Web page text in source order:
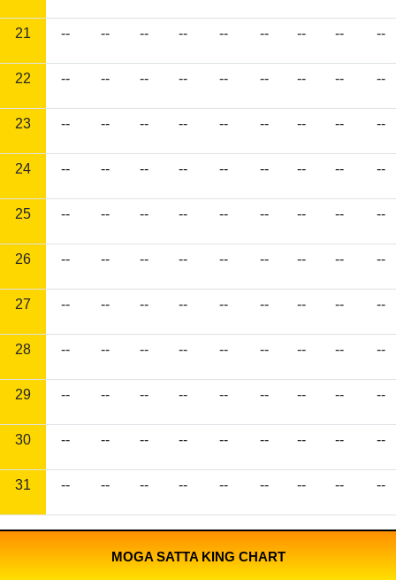
21 -- -- -- -- -- -- -- -- --
22 -- -- -- -- -- -- -- -- --
23 -- -- -- -- -- -- -- -- --
24 -- -- -- -- -- -- -- -- --
25 -- -- -- -- -- -- -- -- --
26 -- -- -- -- -- -- -- -- --
27 -- -- -- -- -- -- -- -- --
28 -- -- -- -- -- -- -- -- --
29 -- -- -- -- -- -- -- -- --
30 -- -- -- -- -- -- -- -- --
31 -- -- -- -- -- -- -- -- --
MOGA SATTA KING CHART